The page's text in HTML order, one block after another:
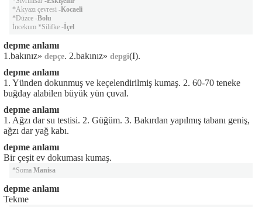
*Akyazı çevresi -Kocaeli
*Düzce -Bolu
İncekum *Silifke -İçel
depme anlamı
1.bakınız» depçe. 2.bakınız» depgi(I).
depme anlamı
1. Yünden dokunmuş ve keçelendirilmiş kumaş. 2. 60-70 teneke
buğday alabilen büyük yün çuval.
depme anlamı
1. Ağzı dar su testisi. 2. Güğüm. 3. Bakırdan yapılmış tabanı geniş,
ağzı dar yağ kabı.
depme anlamı
Bir çeşit ev dokuması kumaş.
*Soma Manisa
depme anlamı
Tekme